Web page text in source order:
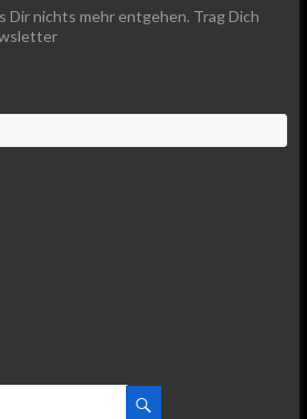
Dir nichts mehr entgehen. Trag Dich